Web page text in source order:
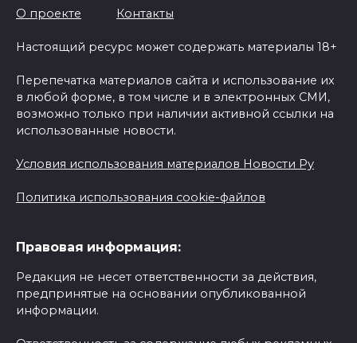
О проекте Контакты
Настоящий ресурс может содержать материалы 18+
Перепечатка материалов сайта и использование их
в любой форме, в том числе и в электронных СМИ,
возможно только при наличии активной ссылки на
использованные новости.
Условия использования материалов Новости Ру
Политика использования cookie-файлов
Правовая информация:
Редакция не несет ответственности за действия,
предпринятые на основании опубликованной
информации.